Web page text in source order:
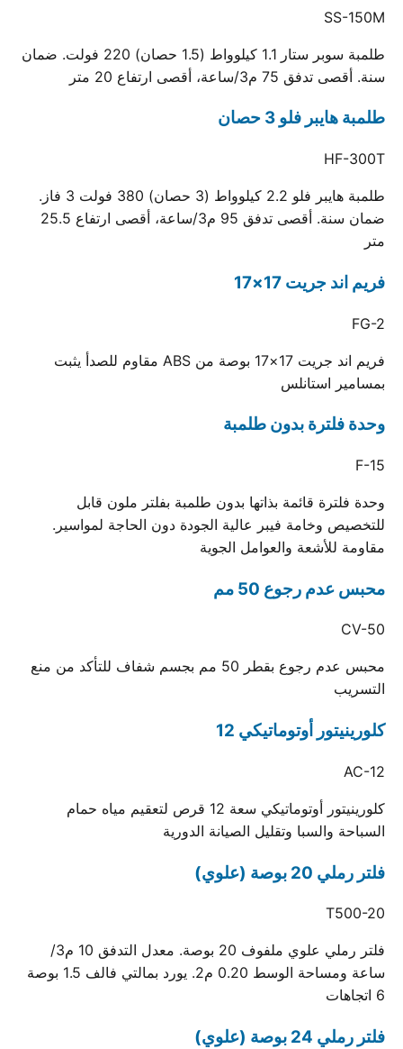
SS-150M
طلمبة سوبر ستار 1.1 كيلوواط (1.5 حصان) 220 فولت. ضمان
سنة. أقصى تدفق 75 م3/ساعة، أقصى ارتفاع 20 متر
طلمبة هايبر فلو 3 حصان
HF-300T
طلمبة هايبر فلو 2.2 كيلوواط (3 حصان) 380 فولت 3 فاز.
ضمان سنة. أقصى تدفق 95 م3/ساعة، أقصى ارتفاع 25.5
متر
فريم اند جريت 17×17
FG-2
فريم اند جريت 17×17 بوصة من ABS مقاوم للصدأ يثبت
بمسامير استانلس
وحدة فلترة بدون طلمبة
F-15
وحدة فلترة قائمة بذاتها بدون طلمبة بفلتر ملون قابل
للتخصيص وخامة فيبر عالية الجودة دون الحاجة لمواسير.
مقاومة للأشعة والعوامل الجوية
محبس عدم رجوع 50 مم
CV-50
محبس عدم رجوع بقطر 50 مم بجسم شفاف للتأكد من منع
التسريب
كلورينيتور أوتوماتيكي 12
AC-12
كلورينيتور أوتوماتيكي سعة 12 قرص لتعقيم مياه حمام
السباحة والسبا وتقليل الصيانة الدورية
فلتر رملي 20 بوصة (علوي)
T500-20
فلتر رملي علوي ملفوف 20 بوصة. معدل التدفق 10 م3/
ساعة ومساحة الوسط 0.20 م2. يورد بمالتي فالف 1.5 بوصة
6 اتجاهات
فلتر رملي 24 بوصة (علوي)